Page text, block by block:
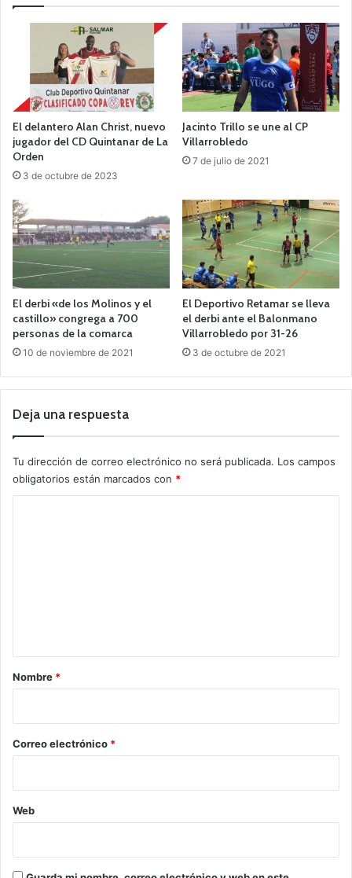
El delantero Alan Christ, nuevo
jugador del CD Quintanar de La
Orden
3 de octubre de 2023
Jacinto Trillo se une al CP
Villarrobledo
7 de julio de 2021
El derbi «de los Molinos y el
castillo» congrega a 700
personas de la comarca
10 de noviembre de 2021
El Deportivo Retamar se lleva
el derbi ante el Balonmano
Villarrobledo por 31-26
3 de octubre de 2021
Deja una respuesta
Tu dirección de correo electrónico no será publicada. Los campos
obligatorios están marcados con *
r
*
Nombre *
Correo electrónico *
Web